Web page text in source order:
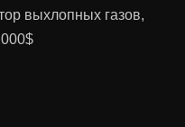
выхлопных газов,